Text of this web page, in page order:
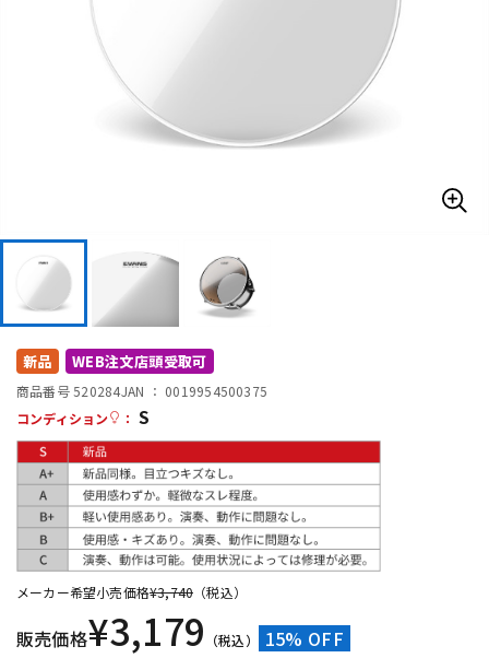
管楽器 その他楽器
エフェクター
DTM オンライン納品
配信/ライブ機器
中古 ヴィンテージ
新品 WEB注文店頭受取可
商品番号 520284JAN ： 0019954500375
コンディション
： S
メーカー希望小売価格¥3,740 （税込）
販売価格¥3,179 （税込） 15% OFF